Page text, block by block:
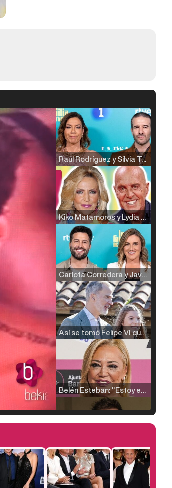
Raúl Rodríguez y Silvia Taulés nos cuentan su papel en 'La familia de la tele'
Kiko Matamoros y Lydia Lozano: "Nuestro público es de todas las edades y RTVE tiene un público muy pegado a las novelas, al que tenemos que captar"
Carlota Corredera y Javier de Hoyos: "La tele tiene que representar al público también y aquí están todos los perfiles posibles&quo;
Así se tomó Felipe VI que la Infanta Sofía no quisiera recibir formación militar
Belén Esteban: "Estoy emocionada, muy contenta y muy feliz por llegar a RTVE"
Manu Baqueiro: "Tuve como referente a Bruce Willis en 'Luz de Luna' para mi trabajo en la serie 'Perdiendo el juicio'"